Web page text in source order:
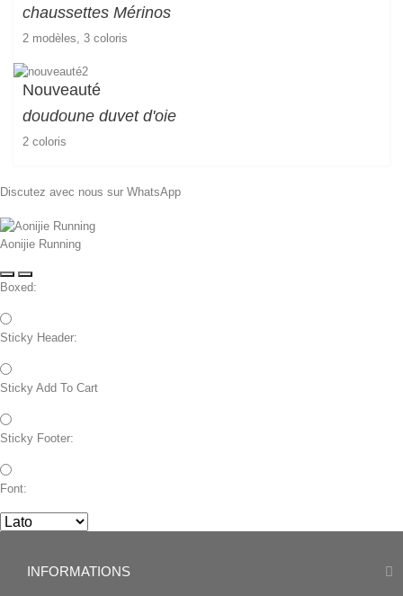
chaussettes Mérinos
2 modèles, 3 coloris
Nouveauté
doudoune duvet d'oie
2 coloris
Discutez avec nous sur WhatsApp
Aonijie Running
Boxed:
Sticky Header:
Sticky Add To Cart
Sticky Footer:
Font:
INFORMATIONS